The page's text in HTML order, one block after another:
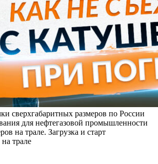
сверхгабаритных размеров по России
для нефтегазовой промышленности
на трале. Загрузка и старт
трале